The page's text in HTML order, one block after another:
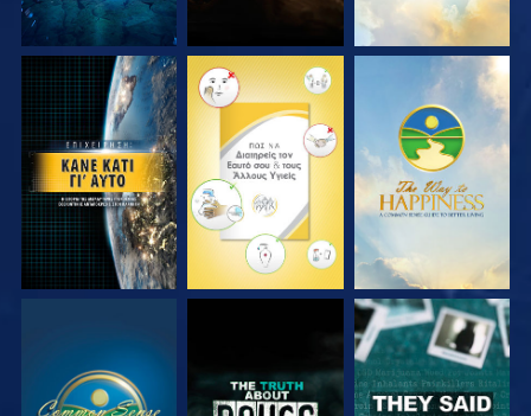
ΠΑΡΑΚΟΛΟΥΘΗΣΤΕ ΠΑΡΑΚΟΛΟΥΘΗΣΤΕ ΠΑΡΑΚΟΛΟΥΘΗΣΤΕ
ΠΑΡΑΚΟΛΟΥΘΗΣΤΕ ΠΑΡΑΚΟΛΟΥΘΗΣΤΕ ΠΑΡΑΚΟΛΟΥΘΗΣΤΕ